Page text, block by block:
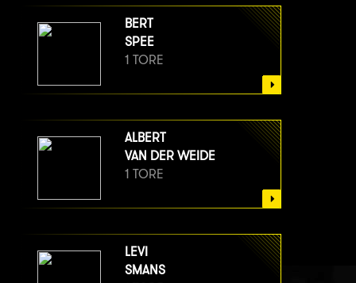
BERT
SPEE
1 TORE
ALBERT
VAN DER WEIDE
1 TORE
LEVI
SMANS